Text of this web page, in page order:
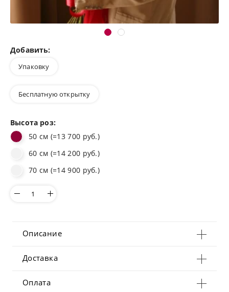
Добавить:
Упаковку
Бесплатную открытку
Высота роз:
50 см (=13 700 руб.)
60 см (=14 200 руб.)
70 см (=14 900 руб.)
Описание
Доставка
Оплата